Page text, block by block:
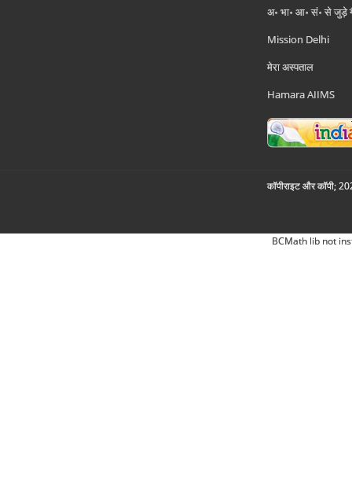
अ॰ भा॰ आ॰ सं॰ से जुड़े
Mission Delhi
मेरा अस्पताल
Hamara AIIMS
कॉपीराइट और कॉपी;
BCMath lib not